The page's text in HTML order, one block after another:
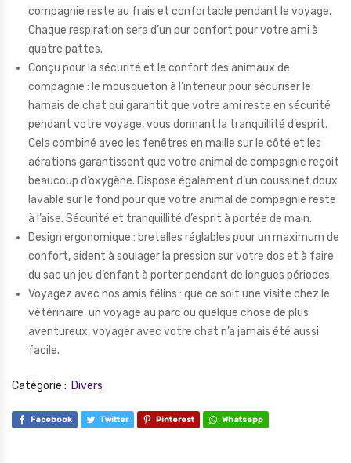
compagnie reste au frais et confortable pendant le voyage.
Chaque respiration sera d’un pur confort pour votre ami à
quatre pattes.
Conçu pour la sécurité et le confort des animaux de
compagnie : le mousqueton à l’intérieur pour sécuriser le
harnais de chat qui garantit que votre ami reste en sécurité
pendant votre voyage, vous donnant la tranquillité d’esprit.
Cela combiné avec les fenêtres en maille sur le côté et les
aérations garantissent que votre animal de compagnie reçoit
beaucoup d’oxygène. Dispose également d’un coussinet doux
lavable sur le fond pour que votre animal de compagnie reste
à l’aise. Sécurité et tranquillité d’esprit à portée de main.
Design ergonomique : bretelles réglables pour un maximum de
confort, aident à soulager la pression sur votre dos et à faire
du sac un jeu d’enfant à porter pendant de longues périodes.
Voyagez avec nos amis félins : que ce soit une visite chez le
vétérinaire, un voyage au parc ou quelque chose de plus
aventureux, voyager avec votre chat n’a jamais été aussi
facile.
Catégorie : Divers
Facebook Twitter Pinterest Whatsapp